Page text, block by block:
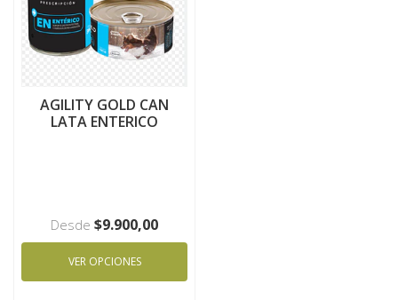
AGILITY GOLD CAN
LATA ENTERICO
Desde $9.900,00
VER OPCIONES